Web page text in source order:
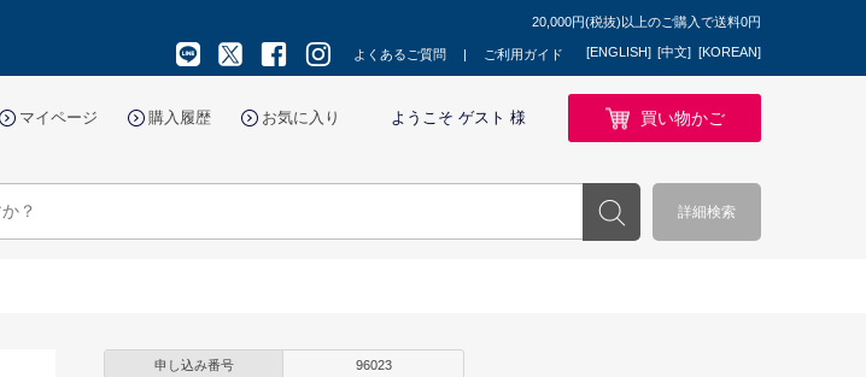
20,000円(税抜)以上のご購入で送料0円
よくあるご質問 ご利用ガイド [ENGLISH] [中文] [KOREAN]
マイページ 購入履歴 お気に入り ようこそ ゲスト 様 買い物かご
詳細検索
申し込み番号 96023